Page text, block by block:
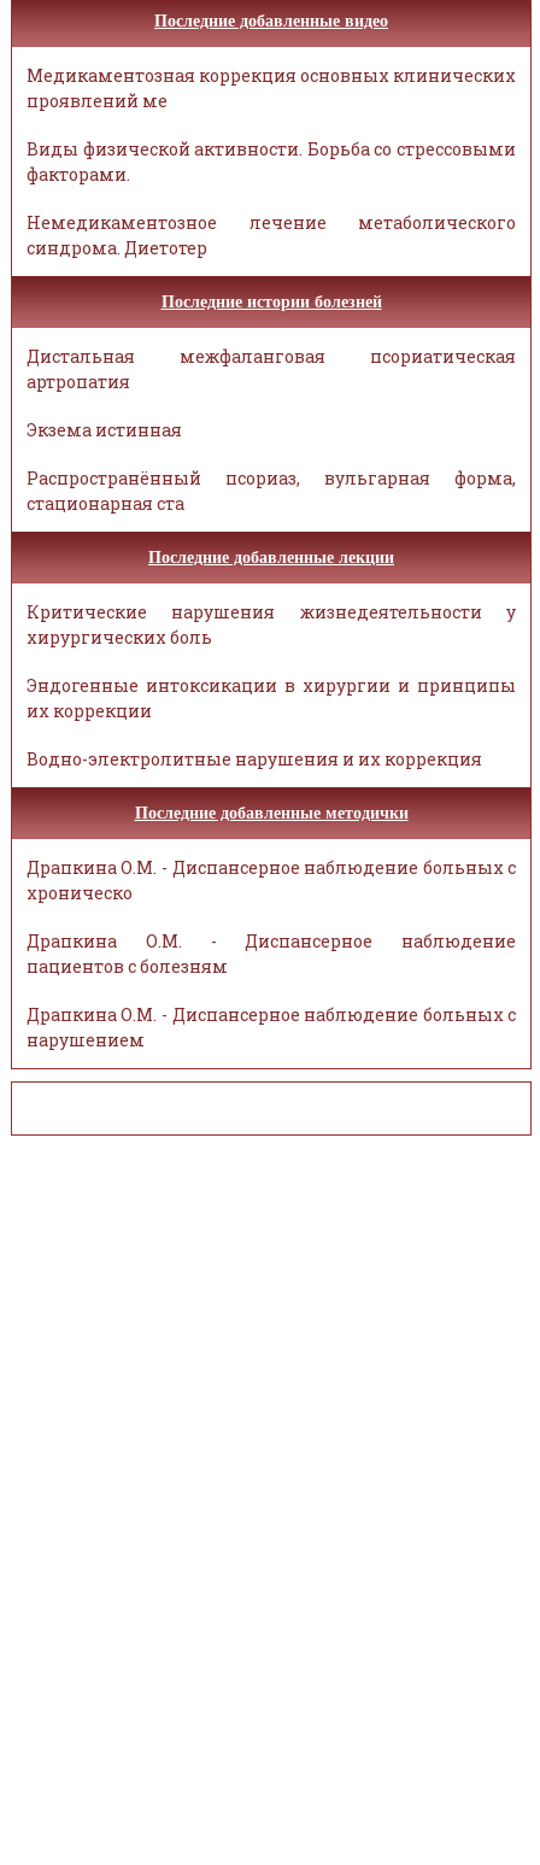
Последние добавленные видео
Медикаментозная коррекция основных клинических
проявлений ме
Виды физической активности. Борьба со стрессовыми
факторами.
Немедикаментозное лечение метаболического
синдрома. Диетотер
Последние истории болезней
Дистальная межфаланговая псориатическая
артропатия
Экзема истинная
Распространённый псориаз, вульгарная форма,
стационарная ста
Последние добавленные лекции
Критические нарушения жизнедеятельности у
хирургических боль
Эндогенные интоксикации в хирургии и принципы
их коррекции
Водно-электролитные нарушения и их коррекция
Последние добавленные методички
Драпкина О.М. - Диспансерное наблюдение больных с
хроническо
Драпкина О.М. - Диспансерное наблюдение
пациентов с болезням
Драпкина О.М. - Диспансерное наблюдение больных с
нарушением